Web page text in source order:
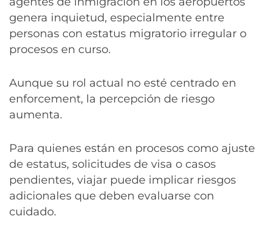
genera inquietud, especialmente entre
personas con estatus migratorio irregular o
procesos en curso.
Aunque su rol actual no esté centrado en
enforcement, la percepción de riesgo
aumenta.
Para quienes están en procesos como ajuste
de estatus, solicitudes de visa o casos
pendientes, viajar puede implicar riesgos
adicionales que deben evaluarse con
cuidado.